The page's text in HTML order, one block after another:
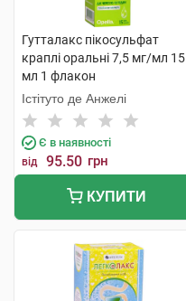
Гутталакс пікосульфат
краплі оральні 7,5 мг/мл 15
мл 1 флакон
Істітуто де Анжелі
Є в наявності
від 95.50 грн
КУПИТИ